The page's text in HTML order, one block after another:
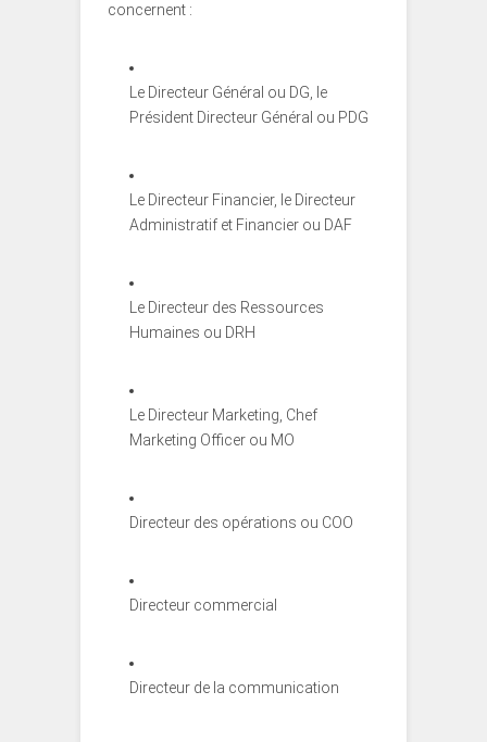
concernent :
Le Directeur Général ou DG, le
Président Directeur Général ou PDG
Le Directeur Financier, le Directeur
Administratif et Financier ou DAF
Le Directeur des Ressources
Humaines ou DRH
Le Directeur Marketing, Chef
Marketing Officer ou MO
Directeur des opérations ou COO
Directeur commercial
Directeur de la communication